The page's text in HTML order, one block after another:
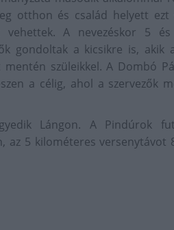
otthon és család helyett
A nevezéskor 5
gondoltak a kicsikre is,
szüleikkel. A Dombó
a célig, ahol a szervezők
Lángon. A Pindúrok
az 5 kilométeres versenytávot